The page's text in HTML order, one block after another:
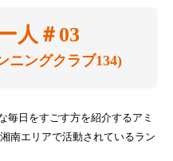
人＃03
ニングクラブ134)
毎日をすごす方を紹介するアミ
南エリアで活動されているラン